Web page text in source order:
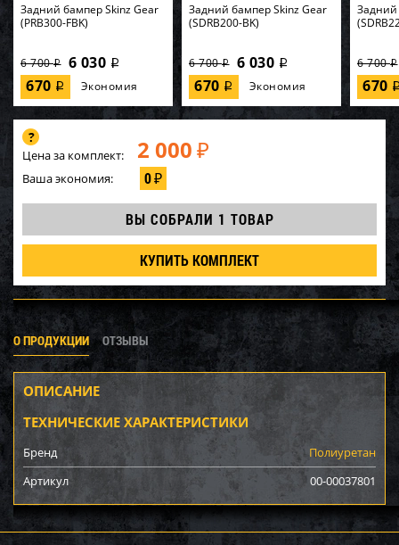
Задний бампер Skinz Gear
(PRB300-FBK)
6 700i 6 030 i
670 i Экономия
Задний бампер Skinz Gear
(SDRB200-BK)
6 700i 6 030 i
670 i Экономия
Задний
6 700i
670
Цена за комплект: 2 000 ₽
Ваша экономия: 0₽
ВЫ СОБРАЛИ 1 ТОВАР
КУПИТЬ КОМПЛЕКТ
О ПРОДУКЦИИ ОТЗЫВЫ
ОПИСАНИЕ
ТЕХНИЧЕСКИЕ ХАРАКТЕРИСТИКИ
Бренд
Полиуретан
Артикул
00-00037801